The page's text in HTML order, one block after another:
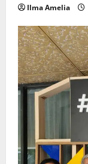
Ilma Amelia